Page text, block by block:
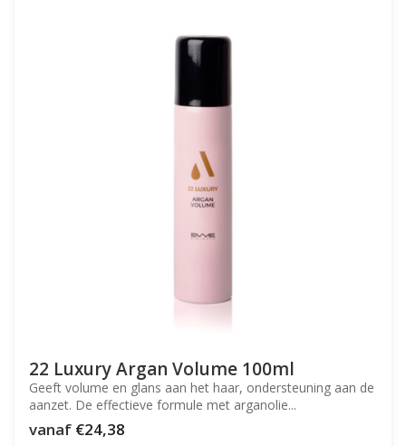
22 Luxury Argan Volume 100ml
Geeft volume en glans aan het haar, ondersteuning aan de
aanzet. De effectieve formule met arganolie...
vanaf €24,38